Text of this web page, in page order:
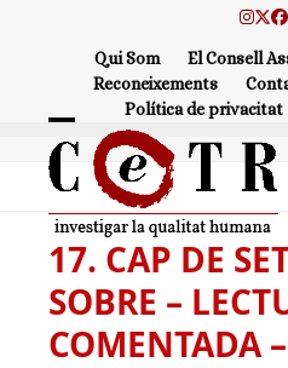
Qui Som El Consell
Reconeixements
Política de privacitat
Open
mobile
menu
Close
mobile
menu
17. CAP DE
SOBRE –
COMENTADA –